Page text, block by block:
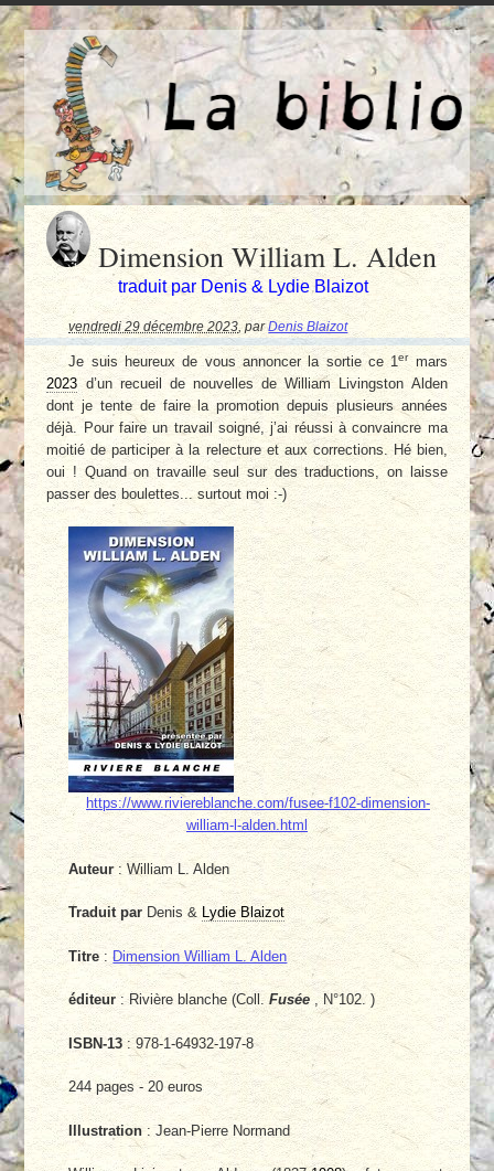
Dimension William L. Alden
traduit par Denis & Lydie Blaizot
vendredi 29 décembre 2023,parDenis Blaizot
Je suis heureux de vous annoncer la sortie ce 1ermars
2023 d’un recueil de nouvelles de William Livingston Alden
dont je tente de faire la promotion depuis plusieurs années
déjà. Pour faire un travail soigné, j’ai réussi à convaincre ma
moitié de participer à la relecture et aux corrections. Hé bien,
oui ! Quand on travaille seul sur des traductions, on laisse
passer des boulettes... surtout moi :-)
https://www.riviereblanche.com/fusee-f102-dimension-
william-l-alden.html
Auteur: William L. Alden
Traduit par Denis & Lydie Blaizot
Titre :Dimension William L. Alden
éditeur : Rivière blanche (Coll.Fusée , N°102. )
ISBN-13 : 978-1-64932-197-8
244 pages - 20 euros
Illustration : Jean-Pierre Normand